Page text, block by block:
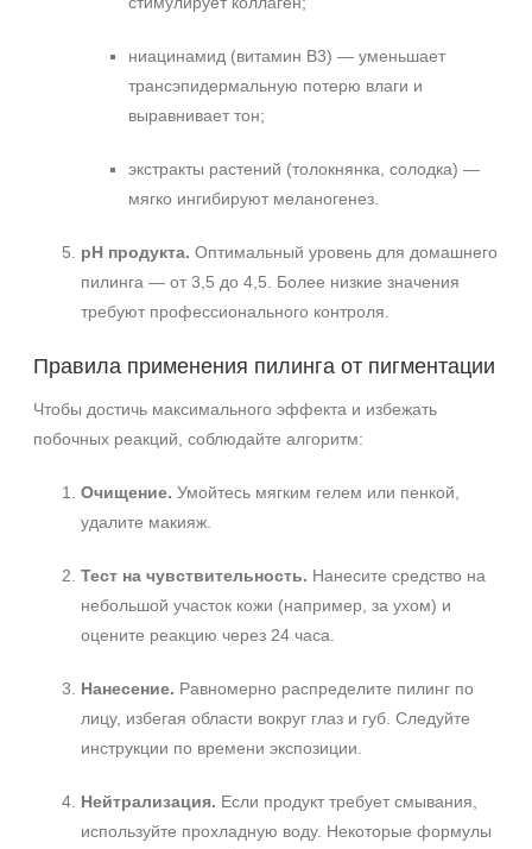
ниацинамид (витамин B3) — уменьшает
трансэпидермальную потерю влаги и
выравнивает тон;
экстракты растений (толокнянка, солодка) —
мягко ингибируют меланогенез.
pH продукта. Оптимальный уровень для домашнего
пилинга — от 3,5 до 4,5. Более низкие значения
требуют профессионального контроля.
Правила применения пилинга от пигментации
Чтобы достичь максимального эффекта и избежать
побочных реакций, соблюдайте алгоритм:
Очищение. Умойтесь мягким гелем или пенкой,
удалите макияж.
Тест на чувствительность. Нанесите средство на
небольшой участок кожи (например, за ухом) и
оцените реакцию через 24 часа.
Нанесение. Равномерно распределите пилинг по
лицу, избегая области вокруг глаз и губ. Следуйте
инструкции по времени экспозиции.
Нейтрализация. Если продукт требует смывания,
используйте прохладную воду. Некоторые формулы